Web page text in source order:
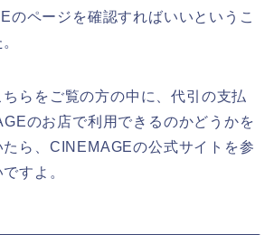
のページを確認すればいいというこ
らをご覧の方の中に、代引の支払
のお店で利用できるのかどうかを
ら、CINEMAGEの公式サイトを参
すよ。